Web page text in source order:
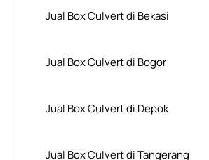
Jual Box Culvert di Bekasi
Jual Box Culvert di Bogor
Jual Box Culvert di Depok
Jual Box Culvert di Tangerang